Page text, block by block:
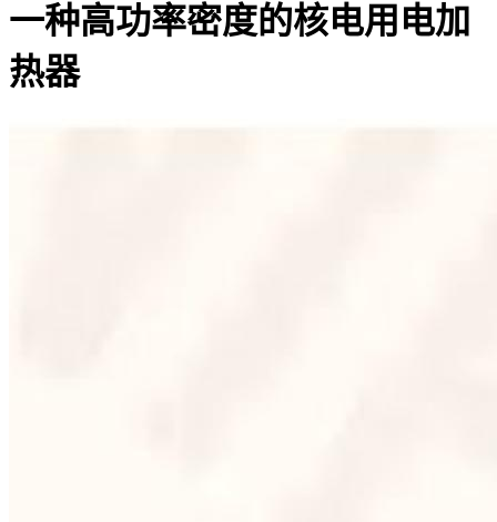
一种高功率密度的核电用电加
热器